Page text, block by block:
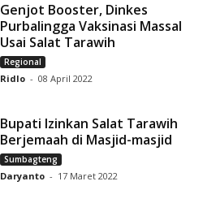
Genjot Booster, Dinkes
Purbalingga Vaksinasi Massal
Usai Salat Tarawih
Regional
Ridlo - 08 April 2022
Bupati Izinkan Salat Tarawih
Berjemaah di Masjid-masjid
Sumbagteng
Daryanto - 17 Maret 2022